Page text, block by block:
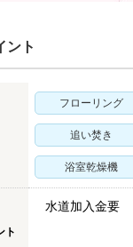
ント
フローリング
追い焚き
浴室乾燥機
ト
水道加入金要